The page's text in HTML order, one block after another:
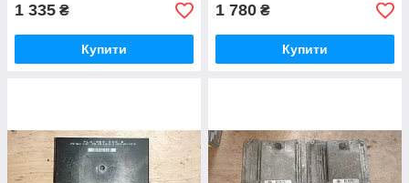
1 335 ₴
Купити
1 780 ₴
Купити